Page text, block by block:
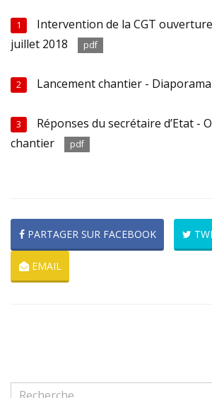
1
Intervention de la CGT
juillet 2018
pdf
2 Lancement chantier - Diaporama
3
Réponses du secrétaire d’Etat -
chantier
pdf
PARTAGER SUR FACEBOOK
EMAIL